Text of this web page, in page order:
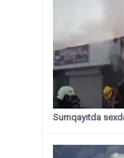
Sumqayıtda